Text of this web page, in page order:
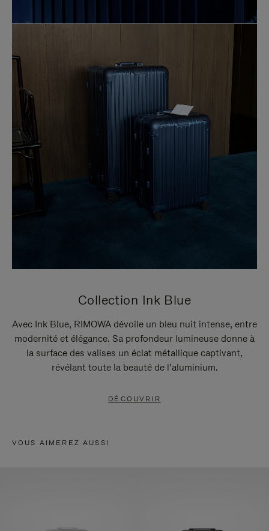
Collection Ink Blue
Avec Ink Blue, RIMOWA dévoile un bleu nuit intense, entre
modernité et élégance. Sa profondeur lumineuse donne à
la surface des valises un éclat métallique captivant,
révélant toute la beauté de l’aluminium.
DÉCOUVRIR
VOUS AIMEREZ AUSSI